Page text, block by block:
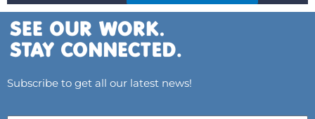
Subscribe to get all our latest news!